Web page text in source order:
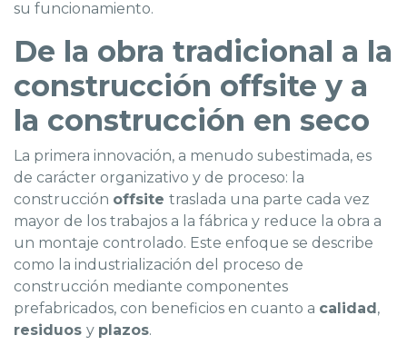
su funcionamiento.
De la obra tradicional a la
construcción offsite y a
la construcción en seco
La primera innovación, a menudo subestimada, es
de carácter organizativo y de proceso: la
construcción offsite traslada una parte cada vez
mayor de los trabajos a la fábrica y reduce la obra a
un montaje controlado. Este enfoque se describe
como la industrialización del proceso de
construcción mediante componentes
prefabricados, con beneficios en cuanto a calidad,
residuos y plazos.